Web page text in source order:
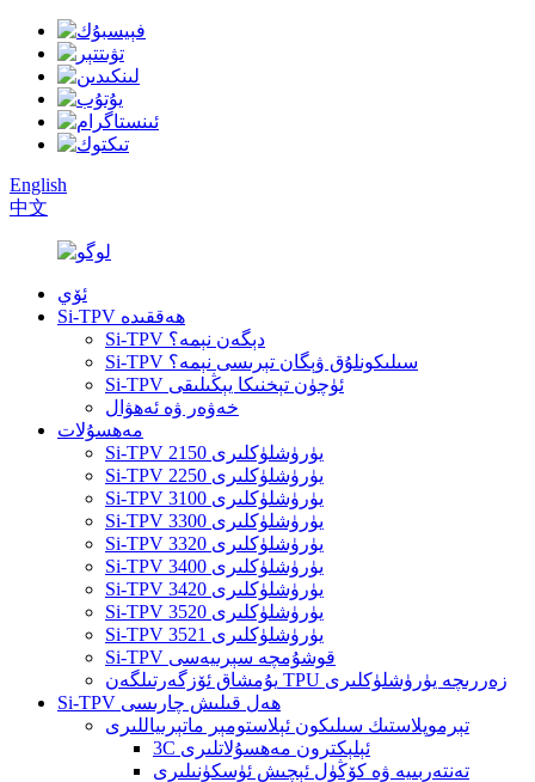
English
中文
ئۆي
Si-TPV ھەققىدە
Si-TPV دېگەن نېمە؟
Si-TPV سىلىكونلۇق ۋېگان تېرىسى نېمە؟
Si-TPV ئۈچۈن تېخنىكا يېڭىلىقى
خەۋەر ۋە ئەھۋال
مەھسۇلات
Si-TPV 2150 يۈرۈشلۈكلىرى
Si-TPV 2250 يۈرۈشلۈكلىرى
Si-TPV 3100 يۈرۈشلۈكلىرى
Si-TPV 3300 يۈرۈشلۈكلىرى
Si-TPV 3320 يۈرۈشلۈكلىرى
Si-TPV 3400 يۈرۈشلۈكلىرى
Si-TPV 3420 يۈرۈشلۈكلىرى
Si-TPV 3520 يۈرۈشلۈكلىرى
Si-TPV 3521 يۈرۈشلۈكلىرى
Si-TPV قوشۇمچە سېرىيەسى
يۇمشاق ئۆزگەرتىلگەن TPU زەررىچە يۈرۈشلۈكلىرى
Si-TPV ھەل قىلىش چارىسى
تېرموپلاستىك سىلىكون ئېلاستومېر ماتېرىياللىرى
3C ئېلېكترون مەھسۇلاتلىرى
تەنتەربىيە ۋە كۆڭۈل ئېچىش ئۈسكۈنىلىرى